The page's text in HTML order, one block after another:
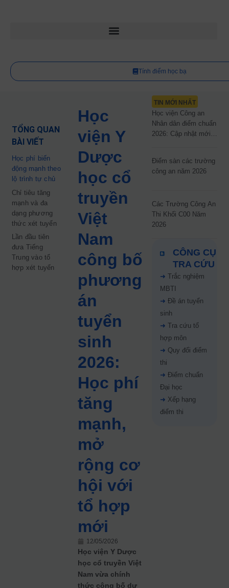
Tính điểm học bạ
TỔNG QUAN
BÀI VIẾT
Học phí biến
động mạnh theo
lộ trình tự chủ
Chỉ tiêu tăng
mạnh và đa
dạng phương
thức xét tuyển
Lần đầu tiên
đưa Tiếng
Trung vào tổ
hợp xét tuyển
Học
viện Y
Dược
học cổ
truyền
Việt
Nam
công bố
phương
án
tuyển
sinh
2026:
Học phí
tăng
mạnh,
mở
rộng cơ
hội với
tổ hợp
mới
12/05/2026
Học viện Y Dược
học cổ truyền Việt
Nam vừa chính
thức công bố dự
TIN MỚI NHẤT
Học viện Công an
Nhân dân điểm chuẩn
2026: Cập nhật mới
Điểm sàn các trường
công an năm 2026
Các Trường Công An
Thi Khối C00 Năm
2026
CÔNG CỤ
TRA CỨU
➜ Trắc nghiệm
MBTI
➜ Đề án tuyển
sinh
➜ Tra cứu tổ
hợp môn
➜ Quy đổi điểm
thi
➜ Điểm chuẩn
Đại học
➜ Xếp hạng
điểm thi